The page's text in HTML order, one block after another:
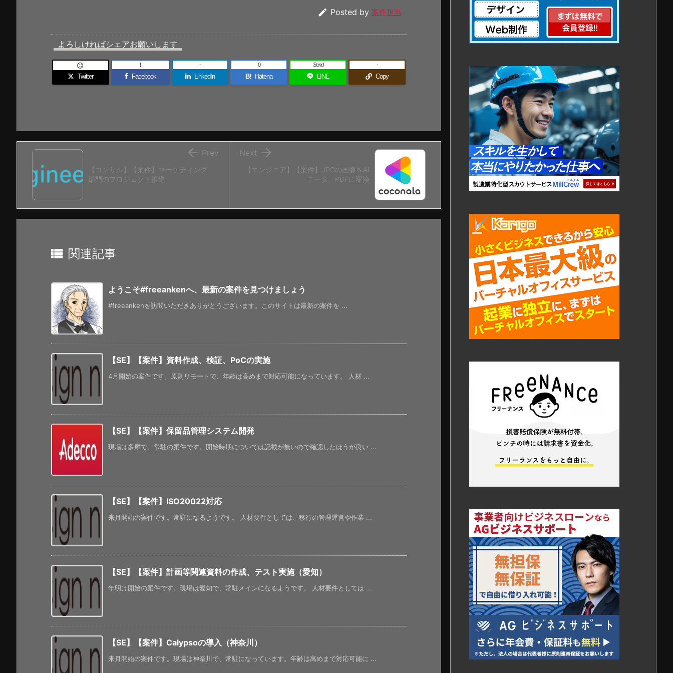
 Posted by 案件担当
よろしければシェアお願いします
Twitter

Facebook
!
LinkedIn
-
B! Hatena
0
LINE
Send
Copy
-
【エンジニア】【案件】JPGの画像をAI
データ、PDFに変換

Next
【コンサル】【案件】マーケティング
部門のプロジェクト推進
 Prev
 関連記事
ようこそ#freeankenへ、最新の案件を見つけましょう
#freeankenを訪問いただきありがとうございます。このサイトは最新の案件を ...
【SE】【案件】資料作成、検証、PoCの実施
4月開始の案件です。原則リモートで、年齢は高めまで対応可能になっています。 人材 ...
【SE】【案件】保留品管理システム開発
現場は多摩で、常駐の案件です。開始時期については記載が無いので確認したほうが良い ...
【SE】【案件】ISO20022対応
来月開始の案件です。常駐になるようです。 人材要件としては、移行の管理運営や作業 ...
【SE】【案件】計画等関連資料の作成、テスト実施（愛知）
年明け開始の案件です。現場は愛知で、常駐メインになるようです。 人材要件としては ...
【SE】【案件】Calypsoの導入（神奈川）
来月開始の案件です。現場は神奈川で、常駐になっています。年齢は高めまで対応可能に ...